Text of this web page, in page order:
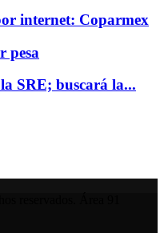
internet: Coparmex
pesa
SRE; buscará la...